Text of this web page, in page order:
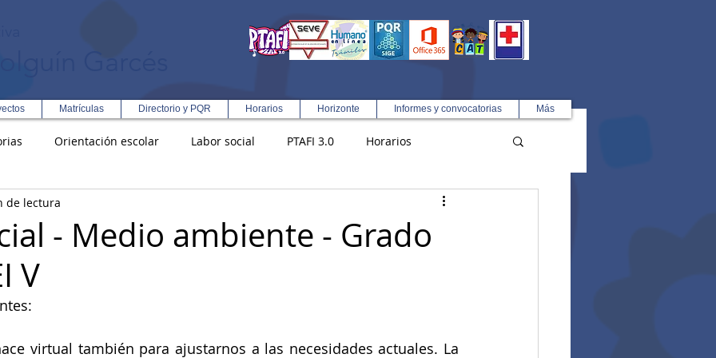
Matrículas Directorio y PQR Horarios Horizonte Informes y convocatorias Más
Orientación escolar Labor social PTAFI 3.0 Horarios
Integral en Turismo
Rectoría
- Medio ambiente - Grado
V
de lectura
virtual también para ajustarnos a las necesidades actuales. La